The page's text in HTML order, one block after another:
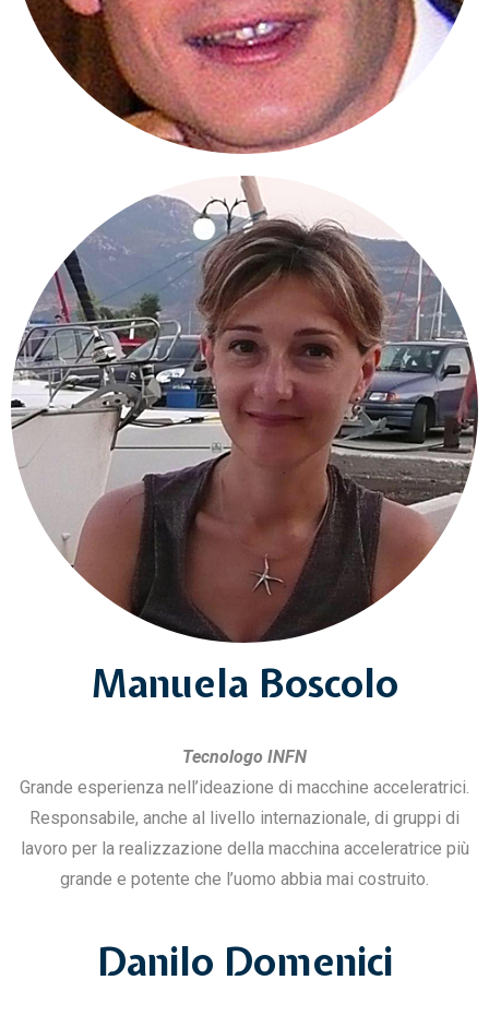
Manuela Boscolo
Tecnologo INFN
Grande esperienza nell’ideazione di macchine acceleratrici.
Responsabile, anche al livello internazionale, di gruppi di
lavoro per la realizzazione della macchina acceleratrice più
grande e potente che l’uomo abbia mai costruito.
Danilo Domenici